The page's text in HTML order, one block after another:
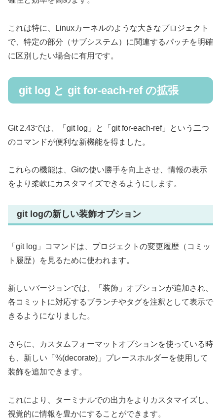
これは特に、Linuxカーネルのような大きなプロジェクト
で、特定の部分（サブシステム）に関連するパッチを明確
に区別したい場合に有用です。
git log と git for-each-ref の拡張
Git 2.43では、「git log」と「git for-each-ref」という二つ
のコマンドが便利な新機能を得ました。
これらの機能は、Gitの使い勝手を向上させ、情報の表示
をより柔軟にカスタマイズできるようにします。
git logの新しい装飾オプション
「git log」コマンドは、プロジェクトの変更履歴（コミッ
ト履歴）を見るために使われます。
新しいバージョンでは、「装飾」オプションが追加され、
各コミットに対応するブランチやタグを注釈として表示で
きるようになりました。
さらに、カスタムフォーマットオプションを使っている時
も、新しい「%(decorate)」プレースホルダーを使用して
装飾を追加できます。
これにより、ターミナルでの出力をよりカスタマイズし、
視覚的に情報を豊かにすることができます。